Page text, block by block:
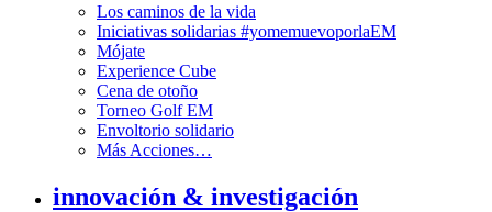
Los caminos de la vida
Iniciativas solidarias #yomemuevoporlaEM
Mójate
Experience Cube
Cena de otoño
Torneo Golf EM
Envoltorio solidario
Más Acciones…
innovación & investigación